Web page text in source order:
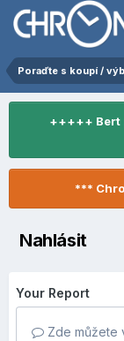
Poraďte s koupí /
+++++ Bert
***
Nahlásit
Your Report
Zde můžete